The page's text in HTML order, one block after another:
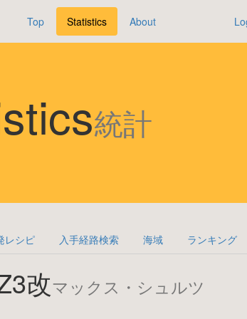
Top Statistics About
統計
レシピ 入手経路検索 海域 ランキング
改マックス・シュルツ